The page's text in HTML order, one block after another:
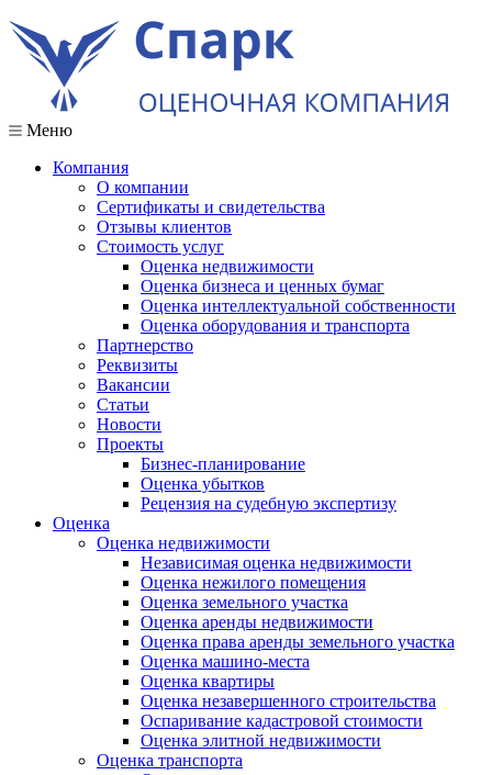
Меню
Компания
О компании
Сертификаты и свидетельства
Отзывы клиентов
Стоимость услуг
Оценка недвижимости
Оценка бизнеса и ценных бумаг
Оценка интеллектуальной собственности
Оценка оборудования и транспорта
Партнерство
Реквизиты
Вакансии
Статьи
Новости
Проекты
Бизнес-планирование
Оценка убытков
Рецензия на судебную экспертизу
Оценка
Оценка недвижимости
Независимая оценка недвижимости
Оценка нежилого помещения
Оценка земельного участка
Оценка аренды недвижимости
Оценка права аренды земельного участка
Оценка машино-места
Оценка квартиры
Оценка незавершенного строительства
Оспаривание кадастровой стоимости
Оценка элитной недвижимости
Оценка транспорта